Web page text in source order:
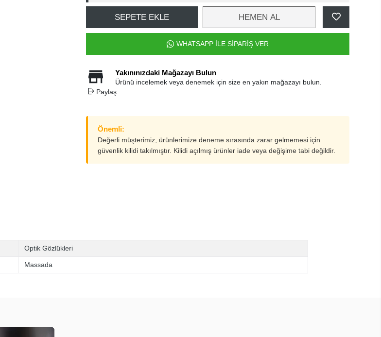
SEPETE EKLE HEMEN AL
WHATSAPP İLE SİPARİŞ VER
Yakınınızdaki Mağazayı Bulun
Ürünü incelemek veya denemek için size en yakın mağazayı bulun.
Paylaş
Önemli:
Değerli müşterimiz, ürünlerimize deneme sırasında zarar gelmemesi için
güvenlik kilidi takılmıştır. Kilidi açılmış ürünler iade veya değişime tabi değildir.
Optik Gözlükleri
Massada